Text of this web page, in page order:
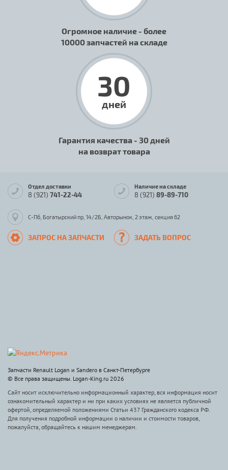
Огромное наличие - более
10000 запчастей на складе
30
дней
Гарантия качества - 30 дней
на возврат товара
Отдел доставки
8 (921) 741-22-44
Наличие на складе
8 (921) 89-89-710
С-Пб, Богатырский пр, 14/2Б, Авторынок, 2 этаж, секция 62
ЗАПРОС НА ЗАПЧАСТИ ЗАДАТЬ ВОПРОС
Запчасти Renault Logan и Sandero в Санкт-Петербурге
© Все права защищены. Logan-King.ru 2026
Сайт носит исключительно информационный характер, вся информация носит
ознакомительный характер и ни при каких условиях не является публичной
офертой, определяемой положениями Статьи 437 Гражданского кодекса РФ.
Для получения подробной информации о наличии и стоимости товаров,
пожалуйста, обращайтесь к нашим менеджерам.